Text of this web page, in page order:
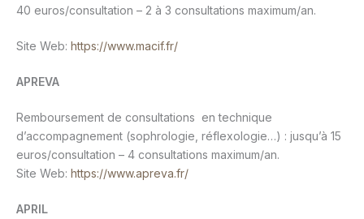
40 euros/consultation – 2 à 3 consultations maximum/an.
Site Web: https://www.macif.fr/
APREVA
Remboursement de consultations en technique
d’accompagnement (sophrologie, réflexologie…) : jusqu’à 15
euros/consultation – 4 consultations maximum/an.
Site Web: https://www.apreva.fr/
APRIL